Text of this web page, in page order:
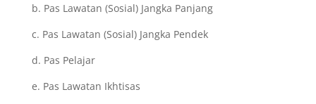
b. Pas Lawatan (Sosial) Jangka Panjang
c. Pas Lawatan (Sosial) Jangka Pendek
d. Pas Pelajar
e. Pas Lawatan Ikhtisas